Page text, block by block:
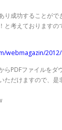
成功することがで
と考えておりますの
webmagazin/
らPDFファイルをダ
ただけますので、